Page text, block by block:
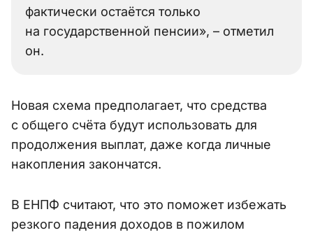
фактически остаётся только
на государственной пенсии», – отметил
он.
Новая схема предполагает, что средства
с общего счёта будут использовать для
продолжения выплат, даже когда личные
накопления закончатся.
В ЕНПФ считают, что это поможет избежать
резкого падения доходов в пожилом